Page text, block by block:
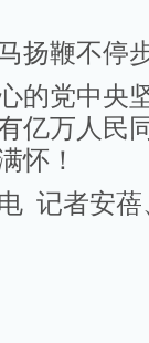
鞭不停
党中央
亿万人民
怀！
记者安蓓